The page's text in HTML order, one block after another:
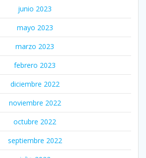
junio 2023
mayo 2023
marzo 2023
febrero 2023
diciembre 2022
noviembre 2022
octubre 2022
septiembre 2022